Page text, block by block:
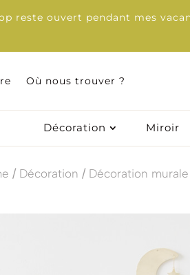
reste ouvert pendant mes
Où nous trouver ?
Décoration Miroir
Où nous trouver ?
Décoration Miroir
/ Décoration / Décoration murale